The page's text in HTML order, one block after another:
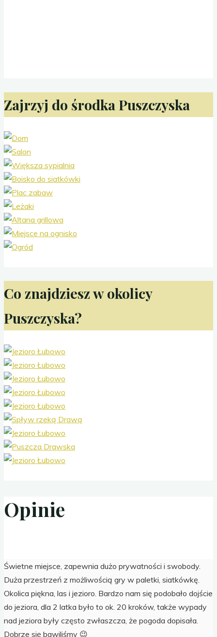
Zajrzyj do środka Puszczyska
Co znajdziesz w okolicy
Puszczyska?
Opinie
Świetne miejsce, zapewnia dużo prywatności i swobody.
Duża przestrzeń z możliwością gry w paletki, siatkówkę.
Okolica piękna, las i jezioro. Bardzo nam się podobało dojście
do jeziora, dla 2 latka było to ok. 20 kroków, także wypady
nad jeziora były często zwłaszcza, że pogoda dopisała.
Dobrze się bawiliśmy 😉